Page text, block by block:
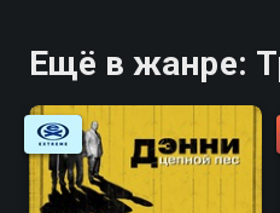
Ещё в жанре: